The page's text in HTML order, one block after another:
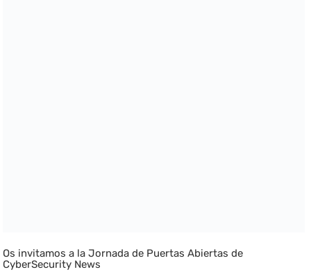
Os invitamos a la Jornada de Puertas Abiertas de
CyberSecurity News